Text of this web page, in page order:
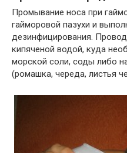
Промывание носа при
гайморовой пазухи и
дезинфицирования.
кипяченой водой, куда
морской соли, соды либо
(ромашка, череда, листья